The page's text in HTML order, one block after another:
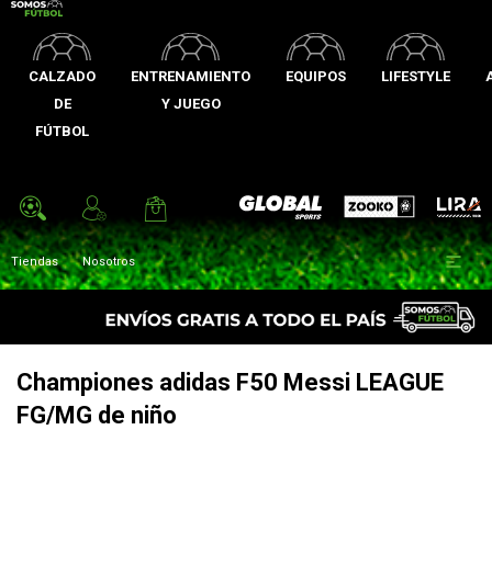
CALZADO
DE
FÚTBOL
ENTRENAMIENTO
Y JUEGO
EQUIPOS LIFESTYLE
Global Sports Zooko Lira
Tiendas Nosotros 
Championes adidas F50 Messi LEAGUE
FG/MG de niño